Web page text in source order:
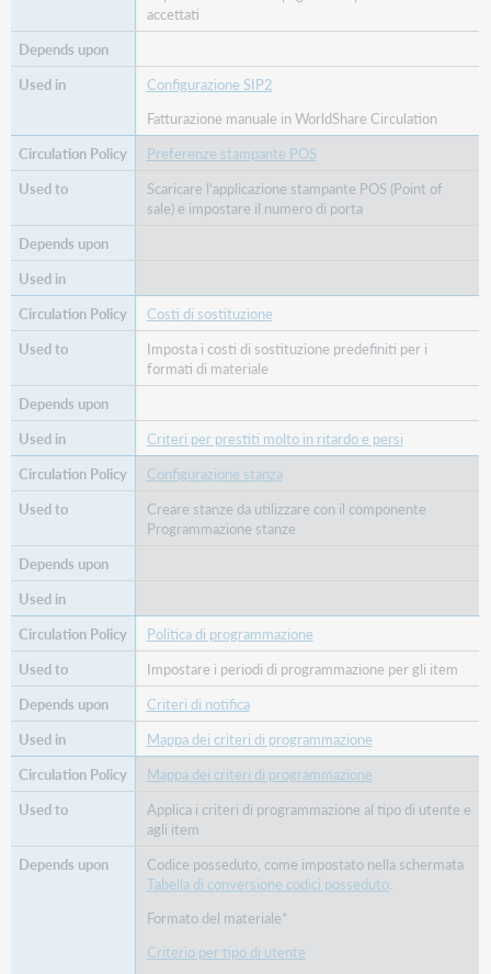
accettati
Configurazione SIP2
Fatturazione manuale in WorldShare Circulation
Preferenze stampante POS
Scaricare l'applicazione stampante POS (Point of
sale) e impostare il numero di porta
Costi di sostituzione
Imposta i costi di sostituzione predefiniti per i
formati di materiale
Criteri per prestiti molto in ritardo e persi
Configurazione stanza
Creare stanze da utilizzare con il componente
Programmazione stanze
Politica di programmazione
Impostare i periodi di programmazione per gli item
Criteri di notifica
Mappa dei criteri di programmazione
Mappa dei criteri di programmazione
Applica i criteri di programmazione al tipo di utente e
agli item
Codice posseduto, come impostato nella schermata
Tabella di conversione codici posseduto.
Formato del materiale*
Criterio per tipo di utente